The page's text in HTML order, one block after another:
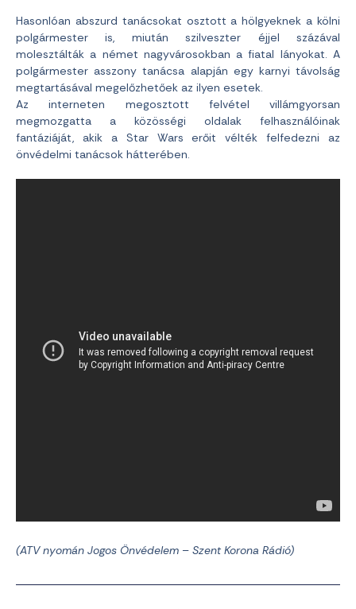
Hasonlóan abszurd tanácsokat osztott a hölgyeknek a kölni
polgármester is, miután szilveszter éjjel százával
molesztálták a német nagyvárosokban a fiatal lányokat. A
polgármester asszony tanácsa alapján egy karnyi távolság
megtartásával megelőzhetőek az ilyen esetek.
Az interneten megosztott felvétel villámgyorsan
megmozgatta a közösségi oldalak felhasználóinak
fantáziáját, akik a Star Wars erőit vélték felfedezni az
önvédelmi tanácsok hátterében.
(ATV nyomán Jogos Önvédelem – Szent Korona Rádió)